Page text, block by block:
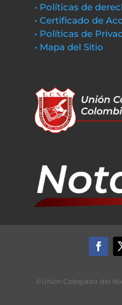
• Políticas de
• Certificado de
• Políticas de
• Mapa del Sitio
©Unión Colegiada del